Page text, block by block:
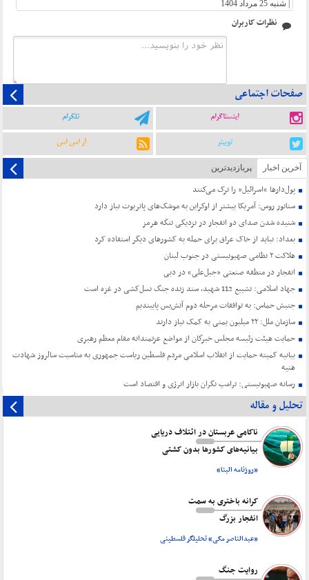
شنبه 25 مرداد 1404
نظرات کاربران
صفحات اجتماعی
اینستاگرام تلگرام
توییتر آر اس اس
آخرین اخبار پربازدیدترین
پول‌دارها “اسرائیل” را ترک می‌کنند
سناتور روس: آمریکا بیشتر از اوکراین به موشک‌های پاتریوت نیاز دارد
شنیده شدن صدای دو انفجار در نزدیکی تنگه هرمز
بغداد: نباید از خاک عراق برای حمله به کشورهای دیگر استفاده کرد
هلاکت ۲ نظامی صهیونیستی در جنوب لبنان
انفجار در منطقه صنعتی «جبل‌علی» در دبی
جهاد اسلامی: تشییع 112 شهید، سند زنده جنگ نسل‌کشی در غزه است
جنبش حماس: به توافقات مرحله دوم آتش‌بس پایبندیم
سازمان ملل: ۲۲ میلیون یمنی به کمک نیاز دارند
حمایت هیئت رئیسه مجلس خبرگان از مواضع عزتمندانه مقام معظم رهبری
بیانیه کمیته حمایت از انقلاب اسلامی مردم فلسطین ریاست جمهوری به مناسبت سالروز شهادت
هنیه
رسانه صهیونیستی: ترامپ نگران بازار انرژی و اقتصاد است
تحلیل و مقاله
ناکامی عربستان در ائتلاف دریایی
بیانیه‌های کشورها بدون کشتی
«روزنامه البنا»
کرانه باختری به سمت
انفجار بزرگ
«عبدالناصر مکی» تحلیلگر فلسطینی
روایت جنگ